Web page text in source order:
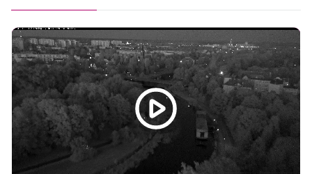
Powiat Wałecki Blisko Natury
Ze starych taśm
23:00
Informacje
23:15
Na szczęście piątek